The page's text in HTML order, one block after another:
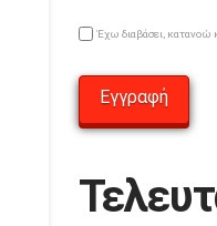
Έχω διαβάσει, κατανοώ